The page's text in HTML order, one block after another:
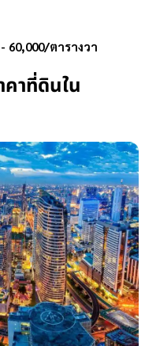
60,000/ตารางวา
าที่ดินใน